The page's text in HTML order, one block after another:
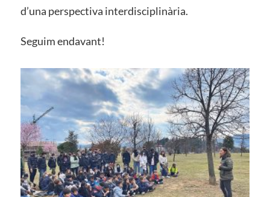
d’una perspectiva interdisciplinària.
Seguim endavant!